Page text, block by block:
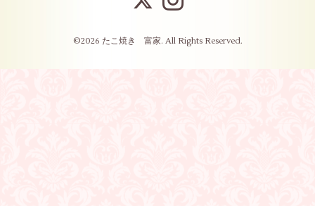
©2026 たこ焼き 富家. All Rights Reserved.